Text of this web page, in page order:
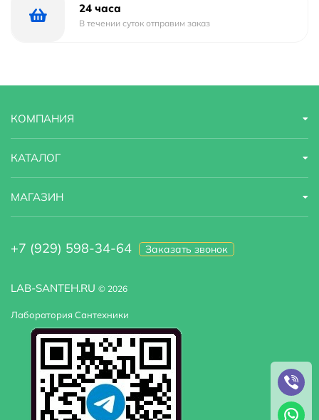
Стилистика дизайна
24 часа
В течении суток отправим заказ
LAB-SANTEH.RU © 2026
Лаборатория Сантехники
КОМПАНИЯ
КАТАЛОГ
МАГАЗИН
+7 (929) 598-34-64 Заказать звонок